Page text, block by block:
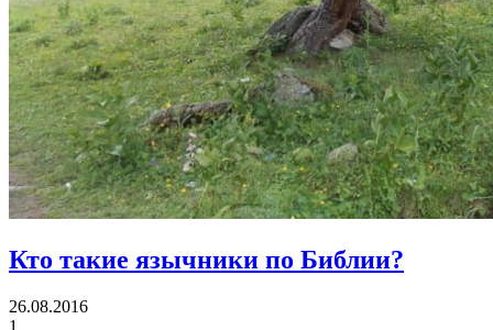
Кто такие язычники по Библии?
26.08.2016
1